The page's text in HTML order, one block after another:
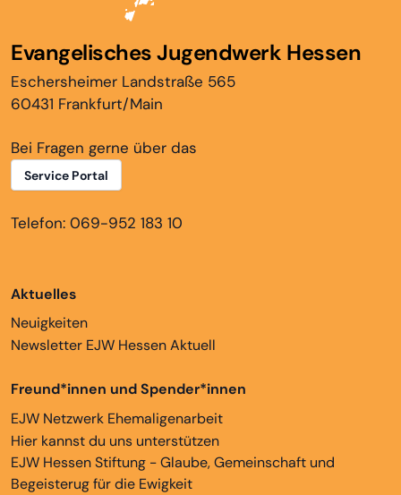
Evangelisches Jugendwerk Hessen
Eschersheimer Landstraße 565
60431 Frankfurt/Main
Bei Fragen gerne über das
Service Portal
Telefon: 069-952 183 10
Aktuelles
Neuigkeiten
Newsletter EJW Hessen Aktuell
Freund*innen und Spender*innen
EJW Netzwerk Ehemaligenarbeit
Hier kannst du uns unterstützen
EJW Hessen Stiftung - Glaube, Gemeinschaft und
Begeisterug für die Ewigkeit